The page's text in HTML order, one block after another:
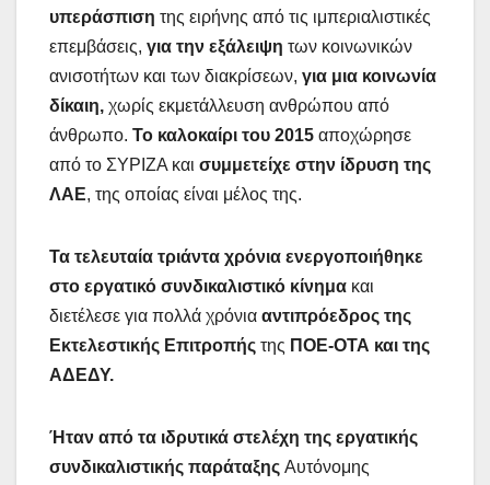
υπεράσπιση της ειρήνης από τις ιμπεριαλιστικές
επεμβάσεις, για την εξάλειψη των κοινωνικών
ανισοτήτων και των διακρίσεων, για μια κοινωνία
δίκαιη, χωρίς εκμετάλλευση ανθρώπου από
άνθρωπο. Το καλοκαίρι του 2015 αποχώρησε
από το ΣΥΡΙΖΑ και συμμετείχε στην ίδρυση της
ΛΑΕ, της οποίας είναι μέλος της.
Τα τελευταία τριάντα χρόνια ενεργοποιήθηκε
στο εργατικό συνδικαλιστικό κίνημα και
διετέλεσε για πολλά χρόνια αντιπρόεδρος της
Εκτελεστικής Επιτροπής της ΠΟΕ-ΟΤΑ και της
ΑΔΕΔΥ.
Ήταν από τα ιδρυτικά στελέχη της εργατικής
συνδικαλιστικής παράταξης Αυτόνομης